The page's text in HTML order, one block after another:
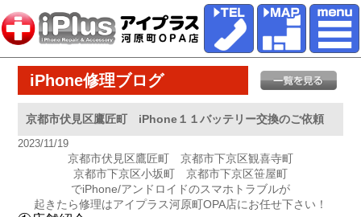
iPhone修理ブログ
京都市伏見区鷹匠町 iPhone１１バッテリー交換のご依頼
2023/11/19
京都市伏見区鷹匠町 京都市下京区観喜寺町
京都市下京区小坂町 京都市下京区笹屋町
でiPhone/アンドロイドのスマホトラブルが
起きたら修理はアイプラス河原町OPA店にお任せ下さい！